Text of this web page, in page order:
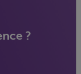
?